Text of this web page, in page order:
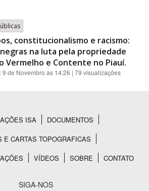
constitucionalismo e racismo:
na luta pela propriedade
Vermelho e Contente no Piauí.
9 de Novembro as 14:26 | 79 visualizações
ISA
DOCUMENTOS
E CARTAS TOPOGRAFICAS
VÍDEOS SOBRE CONTATO
SIGA-NOS